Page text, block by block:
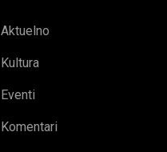
Aktuelno
Kultura
Eventi
Komentari